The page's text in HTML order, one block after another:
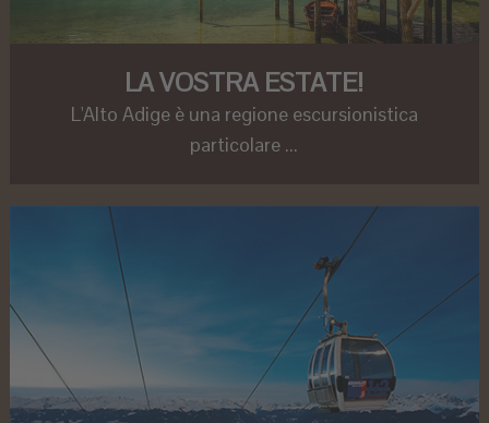
LA VOSTRA ESTATE!
L'Alto Adige è una regione escursionistica
particolare ...